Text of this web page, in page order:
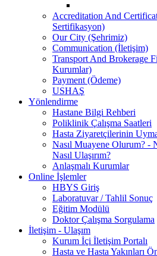
Accreditation And
Sertifikasyon)
Our City (Şehrimiz)
Communication (İletişim)
Transport And Brokerage
Kurumlar)
Payment (Ödeme)
USHAŞ
Yönlendirme
Hastane Bilgi Rehberi
Poliklinik Çalışma Saatleri
Hasta Ziyaretçilerinin
Nasıl Muayene Olurum? -
Nasıl Ulaşırım?
Anlaşmalı Kurumlar
Online İşlemler
HBYS Giriş
Laboratuvar / Tahlil Sonuç
Eğitim Modülü
Doktor Çalışma Sorgulama
İletişim - Ulaşım
Kurum İçi İletişim Portalı
Hasta ve Hasta Yakınları